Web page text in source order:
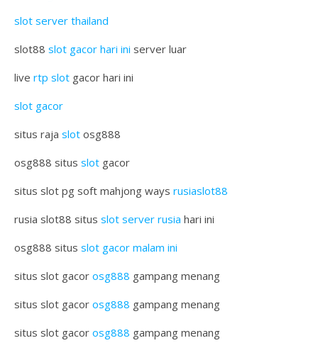
slot server thailand
slot88 slot gacor hari ini server luar
live rtp slot gacor hari ini
slot gacor
situs raja slot osg888
osg888 situs slot gacor
situs slot pg soft mahjong ways rusiaslot88
rusia slot88 situs slot server rusia hari ini
osg888 situs slot gacor malam ini
situs slot gacor osg888 gampang menang
situs slot gacor osg888 gampang menang
situs slot gacor osg888 gampang menang